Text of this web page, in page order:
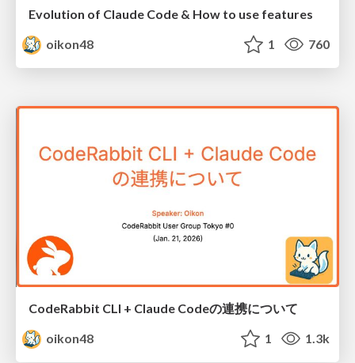
Evolution of Claude Code & How to use features
oikon48
1 760
CodeRabbit CLI + Claude Codeの連携について
oikon48
1 1.3k